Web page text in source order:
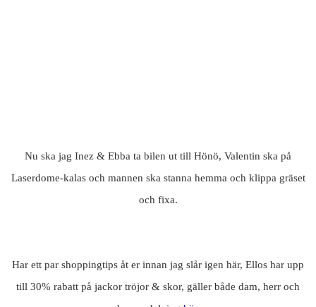
Nu ska jag Inez & Ebba ta bilen ut till Hönö, Valentin ska på
Laserdome-kalas och mannen ska stanna hemma och klippa gräset
och fixa.
Har ett par shoppingtips åt er innan jag slår igen här, Ellos har upp
till 30% rabatt på jackor tröjor & skor, gäller både dam, herr och